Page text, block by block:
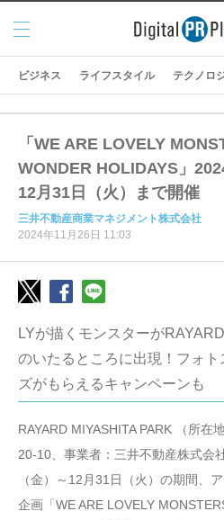
メニ
ュー
ビジネス ライフスタイル テクノロ
「WE ARE LOVELY
WONDER HOLIDAYS」
12月31日（火）まで開催
三井不動産商業マネジメント株式会社
2024年11月26日 11:03
LYが描くモンスターが
のいたるところに出現！フォ
ズがもらえるキャンペーンも
RAYARD MIYASHITA PARK （所在
20-10、事業者：三井不動産株式会
（金）～12月31日（火）の期間、
企画「WE ARE LOVELY